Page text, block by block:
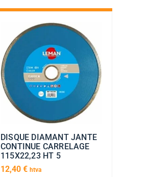
DISQUE DIAMANT JANTE
CONTINUE CARRELAGE
115X22,23 HT 5
12,40 € htva